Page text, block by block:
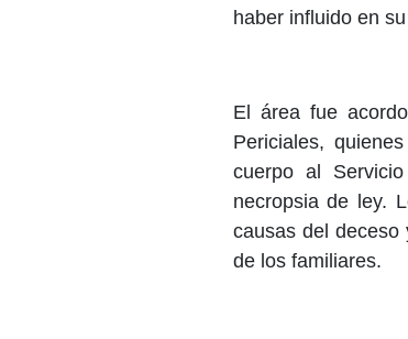
haber influido en
El área fue
Periciales,
cuerpo al
necropsia de ley.
causas del deceso
de los familiares.